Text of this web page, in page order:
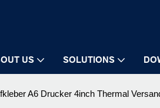
US SOLUTIONS
A6 Drucker 4inch Thermal